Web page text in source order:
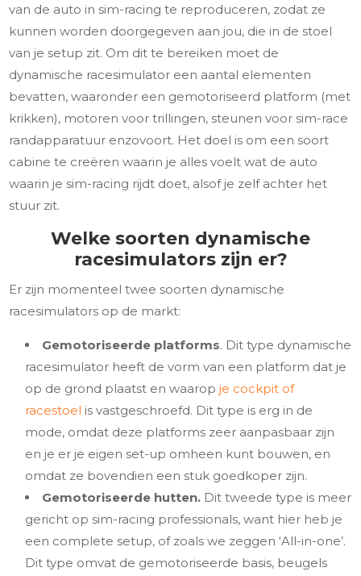
van de auto in sim-racing te reproduceren, zodat ze
kunnen worden doorgegeven aan jou, die in de stoel
van je setup zit. Om dit te bereiken moet de
dynamische racesimulator een aantal elementen
bevatten, waaronder een gemotoriseerd platform (met
krikken), motoren voor trillingen, steunen voor sim-race
randapparatuur enzovoort. Het doel is om een soort
cabine te creëren waarin je alles voelt wat de auto
waarin je sim-racing rijdt doet, alsof je zelf achter het
stuur zit.
Welke soorten dynamische
racesimulators zijn er?
Er zijn momenteel twee soorten dynamische
racesimulators op de markt:
Gemotoriseerde platforms. Dit type dynamische
racesimulator heeft de vorm van een platform dat je
op de grond plaatst en waaropje cockpit of
racestoel is vastgeschroefd. Dit type is erg in de
mode, omdat deze platforms zeer aanpasbaar zijn
en je er je eigen set-up omheen kunt bouwen, en
omdat ze bovendien een stuk goedkoper zijn.
Gemotoriseerde hutten. Dit tweede type is meer
gericht op sim-racing professionals, want hier heb je
een complete setup, of zoals we zeggen ‘All-in-one’.
Dit type omvat de gemotoriseerde basis, beugels